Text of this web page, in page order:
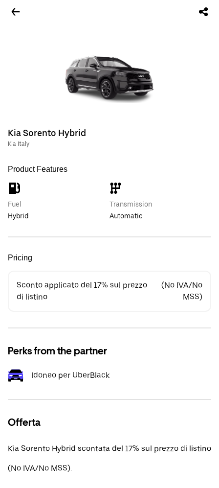
Kia Sorento Hybrid
Kia Italy
Product Features
Fuel
Hybrid
Transmission
Automatic
Pricing
Sconto applicato del 17% sul prezzo
di listino
(No IVA/No
MSS)
Perks from the partner
Idoneo per UberBlack
Offerta
Kia Sorento Hybrid scontata del 17% sul prezzo di listino
(No IVA/No MSS).